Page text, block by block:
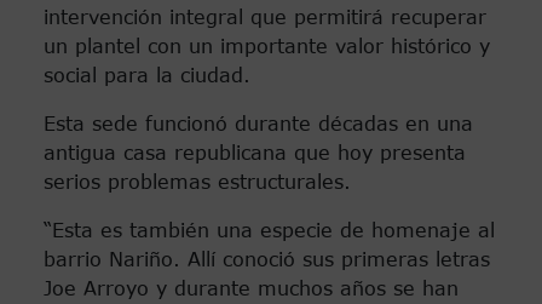
intervención integral que permitirá recuperar
un plantel con un importante valor histórico y
social para la ciudad.
Esta sede funcionó durante décadas en una
antigua casa republicana que hoy presenta
serios problemas estructurales.
“Esta es también una especie de homenaje al
barrio Nariño. Allí conoció sus primeras letras
Joe Arroyo y durante muchos años se han